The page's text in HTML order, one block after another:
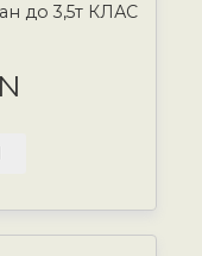
до 3,5т КЛАС